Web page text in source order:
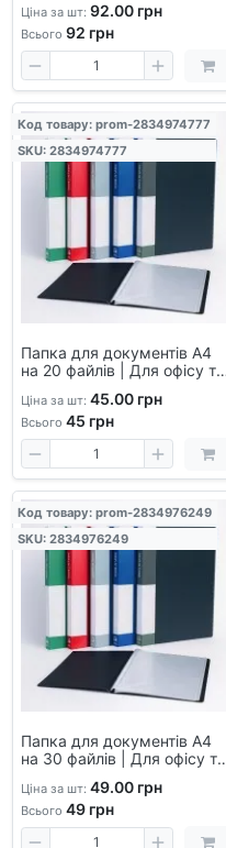
мультифора 100 аркушів |
Набір прозорих файлів |
Для архіву та офісу
Ціна за шт: 92.00 грн
Всього 92 грн
Папка для документів А4
на 20 файлів | Для офісу та
Код товару: prom-2834974777
SKU: 2834974777
Ціна за шт: 45.00 грн
Всього 45 грн
Папка для документів А4
на 30 файлів | Для офісу та
Код товару: prom-2834976249
SKU: 2834976249
Ціна за шт: 49.00 грн
Всього 49грн